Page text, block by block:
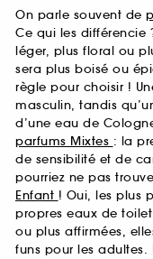
On parle souvent de
Ce qui les différencie
léger, plus floral ou
sera plus boisé ou
règle pour choisir !
masculin, tandis
d’une eau de
parfums Mixtes : la
de sensibilité et de
pourriez ne pas
Enfant ! Oui, les plus
propres eaux de
ou plus affirmées,
funs pour les adultes.